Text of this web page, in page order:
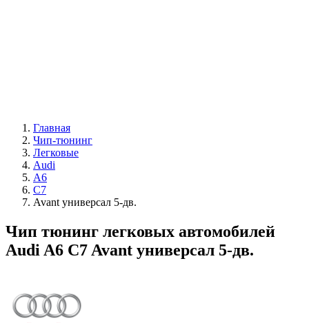
Главная
Чип-тюнинг
Легковые
Audi
A6
C7
Avant универсал 5-дв.
Чип тюнинг легковых автомобилей
Audi A6 C7 Avant универсал 5-дв.